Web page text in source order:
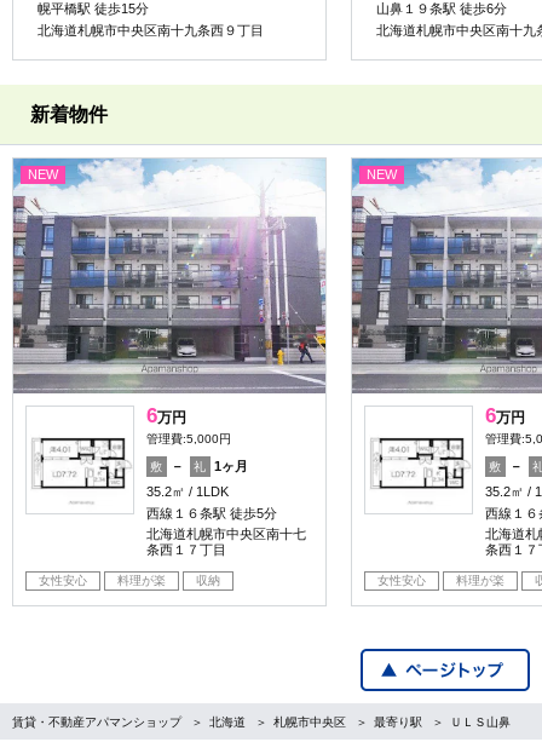
幌平橋駅 徒歩15分
北海道札幌市中央区南十九条西９丁目
山鼻１９条駅 徒歩6分
北海道札幌市中央区南十九
新着物件
NEW
6万円
管理費:5,000円
敷 － 礼
1ヶ月
35.2㎡
1LDK
西線１６条駅 徒歩5分
北海道札幌市中央区南十七
条西１７丁目
女性安心 料理が楽 収納
NEW
6万円
管理費
敷 －
35.2㎡
西線１６
北海道札
条西１７
女性安心 料理が楽
賃貸・不動産アパマンショップ 北海道 札幌市中央区 最寄り駅 ＵＬＳ山鼻